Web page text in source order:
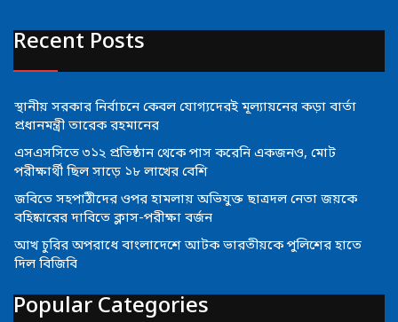
Recent Posts
স্থানীয় সরকার নির্বাচনে কেবল যোগ্যদেরই মূল্যায়নের কড়া বার্তা
প্রধানমন্ত্রী তারেক রহমানের
এসএসসিতে ৩১২ প্রতিষ্ঠান থেকে পাস করেনি একজনও, মোট
পরীক্ষার্থী ছিল সাড়ে ১৮ লাখের বেশি
জবিতে সহপাঠীদের ওপর হামলায় অভিযুক্ত ছাত্রদল নেতা জয়কে
বহিষ্কারের দাবিতে ক্লাস-পরীক্ষা বর্জন
আখ চুরির অপরাধে বাংলাদেশে আটক ভারতীয়কে পুলিশের হাতে
দিল বিজিবি
Popular Categories